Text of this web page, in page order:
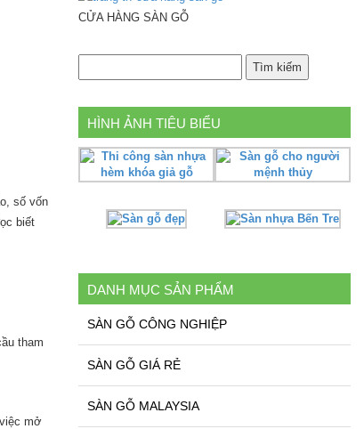
số vốn
biết
tham
mở
CỬA HÀNG SÀN GỖ
HÌNH ẢNH TIÊU BIỂU
DANH MỤC SẢN PHẨM
SÀN GỖ CÔNG NGHIỆP
SÀN GỖ GIÁ RẺ
SÀN GỖ MALAYSIA